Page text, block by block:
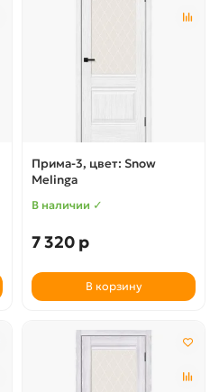
Прима-3, цвет: Snow
Melinga
В наличии ✓
7 320 р
В корзину